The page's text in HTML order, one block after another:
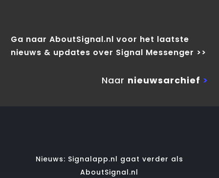
Ga naar AboutSignal.nl voor het laatste
nieuws & updates over Signal Messenger >>
Naar nieuwsarchief >
Nieuws: Signalapp.nl gaat verder als
AboutSignal.nl